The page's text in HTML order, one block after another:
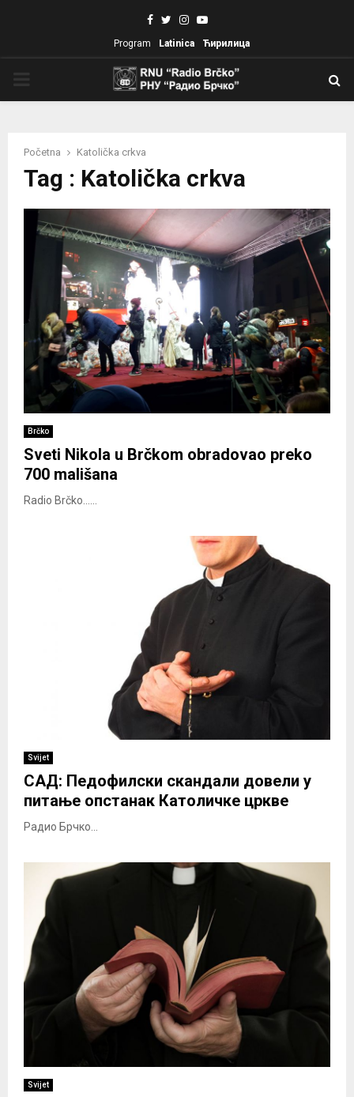
Facebook
TwitterInstagram
Youtube
Program Latinica Ћирилица
Početna Katolička crkva
Tag : Katolička crkva
Brčko
Sveti Nikola u Brčkom obradovao preko
700 mališana
Radio Brčko......
Svijet
САД: Педофилски скандали довели у
питање опстанак Католичке цркве
Радио Брчко...
Svijet